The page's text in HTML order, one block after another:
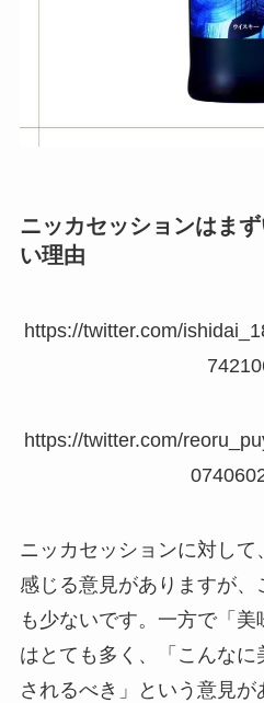
ニッカセッションはま
い理由
https://twitter.com/
https://twitter.com/
ニッカセッションに対して
感じる意見がありますが、
も少ないです。一方で「
はとても多く、「こんな
されるべき」という意見が